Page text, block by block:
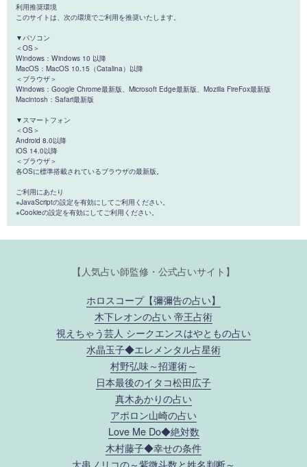
利用推奨環境
このサイトは、次の環境でご利用を推奨いたします。
▼パソコン
＜OS＞
Windows：Windows 10 以降
MacOS：MacOS 10.15（Catalina）以降
＜ブラウザ＞
Windows：Google Chrome最新版、Microsoft Edge最新版、Mozilla FireFox最新版
Macintosh：Safari最新版
▼スマートフォン
＜OS＞
Android 8.0以降
iOS 14.0以降
＜ブラウザ＞
各OSに標準搭載されているブラウザの最新版。
ご利用にあたり
※JavaScriptの設定を有効にしてご利用ください。
※Cookieの設定を有効にしてご利用ください。
【人気占い師監修・公式占いサイト】
ホロスコープ【彌彌告の占い】
木下レオンの占い 帝王占術
視えちゃう芸人 シークエンスはやともの占い
水晶玉子◆エレメンタル占星術
村野弘味～招運術～
日本最後のイタコ松田広子
真木あかりの占い
アポロン山崎の占い
Love Me Do◆絶対数
木村藤子◆幸せの条件
大串ノリコの～紫微斗数と姓名判断～